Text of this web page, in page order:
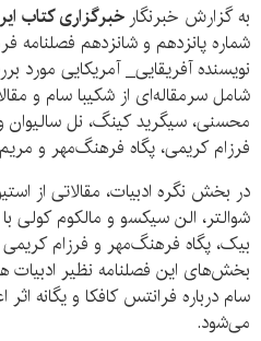
به گزارش خبرنگار خبرگزاری کتاب
شماره پانزدهم و شانزدهم فصلنامه
نویسنده آفریقایی_ آمریکایی
شامل سرمقاله‌ای از شکیبا سام و
محسنی، سیگرید کینگ، نل سالیوان و
فرزام کریمی، پگاه فرهنگ‌مهر و
در بخش نگره ادبیات، مقالاتی از
شوالتر، الن سیکسو و مالکوم کولی
بیک، پگاه فرهنگ‌مهر و فرزام
بخش‌های این فصلنامه نظیر ادبیات
سام درباره فرانتس کافکا و یگانه
می‌شود.